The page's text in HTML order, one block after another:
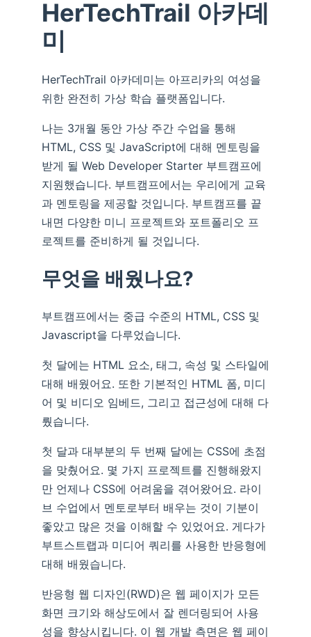
HerTechTrail 아카데
미
HerTechTrail 아카데미는 아프리카의 여성을
위한 완전히 가상 학습 플랫폼입니다.
나는 3개월 동안 가상 주간 수업을 통해
HTML, CSS 및 JavaScript에 대해 멘토링을
받게 될 Web Developer Starter 부트캠프에
지원했습니다. 부트캠프에서는 우리에게 교육
과 멘토링을 제공할 것입니다. 부트캠프를 끝
내면 다양한 미니 프로젝트와 포트폴리오 프
로젝트를 준비하게 될 것입니다.
무엇을 배웠나요?
부트캠프에서는 중급 수준의 HTML, CSS 및
Javascript을 다루었습니다.
첫 달에는 HTML 요소, 태그, 속성 및 스타일에
대해 배웠어요. 또한 기본적인 HTML 폼, 미디
어 및 비디오 임베드, 그리고 접근성에 대해 다
뤘습니다.
첫 달과 대부분의 두 번째 달에는 CSS에 초점
을 맞췄어요. 몇 가지 프로젝트를 진행해왔지
만 언제나 CSS에 어려움을 겪어왔어요. 라이
브 수업에서 멘토로부터 배우는 것이 기분이
좋았고 많은 것을 이해할 수 있었어요. 게다가
부트스트랩과 미디어 쿼리를 사용한 반응형에
대해 배웠습니다.
반응형 웹 디자인(RWD)은 웹 페이지가 모든
화면 크기와 해상도에서 잘 렌더링되어 사용
성을 향상시킵니다. 이 웹 개발 측면은 웹 페이